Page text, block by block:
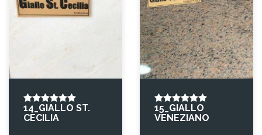
14_GIALLO ST.
CECILIA
15_GIALLO
VENEZIANO